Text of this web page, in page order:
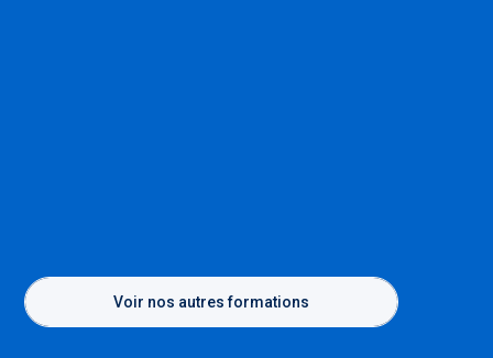
Voir nos autres formations